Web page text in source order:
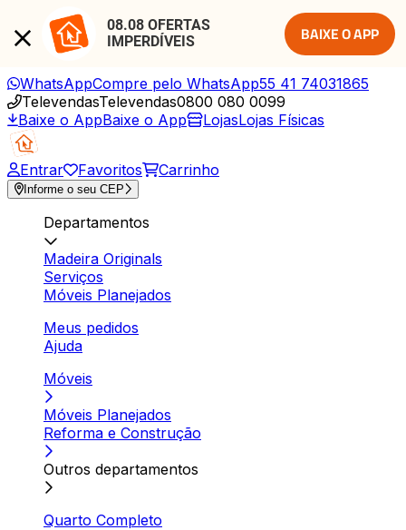
08.08 OFERTAS
IMPERDÍVEIS
BAIXE O APP
WhatsAppCompre pelo WhatsApp55 41 74031865
TelevendasTelevendas0800 080 0099
Baixe o AppBaixe o App LojasLojas Físicas
Entrar Favoritos Carrinho
Informe o seu CEP
Departamentos
Madeira Originals
Serviços
Móveis Planejados
Meus pedidos
Ajuda
Móveis
Móveis Planejados
Reforma e Construção
Outros departamentos
Quarto Completo